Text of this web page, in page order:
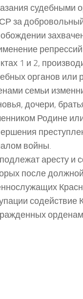
за
1 и 2,
органов
семьи
дочери,
Родине
войны.
аресту и
после
содействие